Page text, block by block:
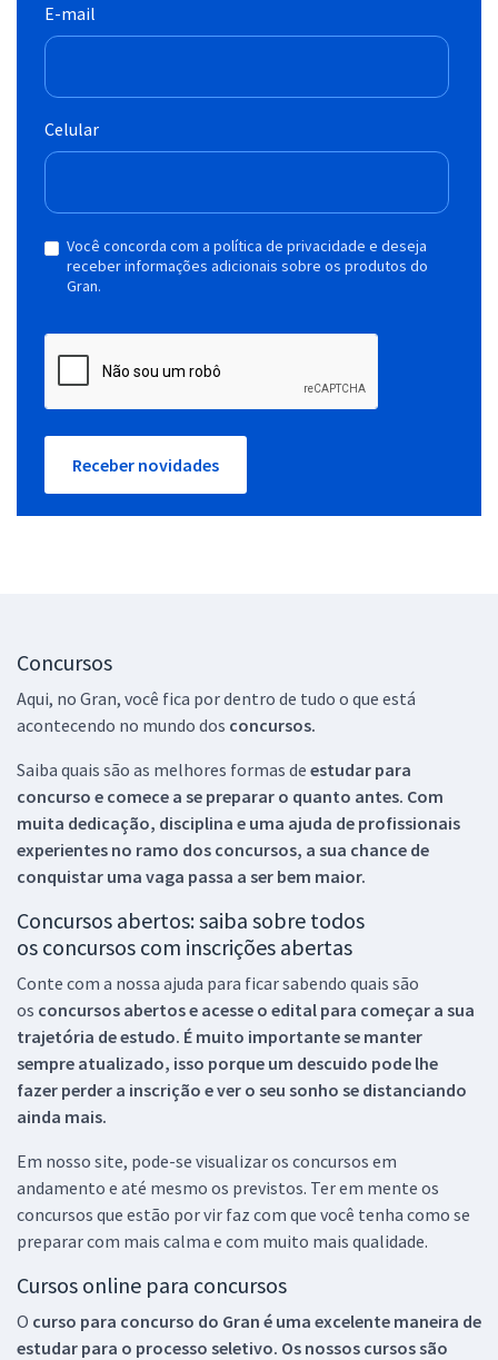
E-mail
Celular
Você concorda com a política de privacidade e deseja
receber informações adicionais sobre os produtos do
Gran.
Receber novidades
Concursos
Aqui, no Gran, você fica por dentro de tudo o que está
acontecendo no mundo dos concursos.
Saiba quais são as melhores formas de estudar para
concurso e comece a se preparar o quanto antes. Com
muita dedicação, disciplina e uma ajuda de profissionais
experientes no ramo dos concursos, a sua chance de
conquistar uma vaga passa a ser bem maior.
Concursos abertos: saiba sobre todos
os concursos com inscrições abertas
Conte com a nossa ajuda para ficar sabendo quais são
os concursos abertos e acesse o edital para começar a sua
trajetória de estudo. É muito importante se manter
sempre atualizado, isso porque um descuido pode lhe
fazer perder a inscrição e ver o seu sonho se distanciando
ainda mais.
Em nosso site, pode-se visualizar os concursos em
andamento e até mesmo os previstos. Ter em mente os
concursos que estão por vir faz com que você tenha como se
preparar com mais calma e com muito mais qualidade.
Cursos online para concursos
O curso para concurso do Gran é uma excelente maneira de
estudar para o processo seletivo. Os nossos cursos são